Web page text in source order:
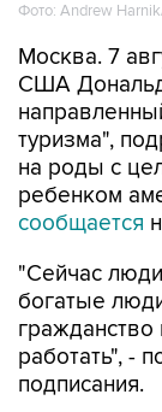
Фото: Andrew
Москва. 7
США Дональд
туризма",
на роды с
ребенком
сообщается
"Сейчас люди
богатые
работать", -
подписания.